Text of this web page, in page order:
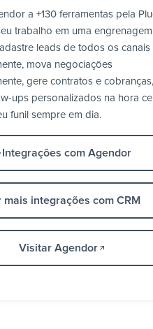
a +130 ferramentas pela
trabalho em uma engrenagem
leads de todos os canais
mova negociações
gere contratos e cobranças,
ups personalizados na hora
funil sempre em dia.
Integrações com Agendor
mais integrações com CRM
Visitar Agendor